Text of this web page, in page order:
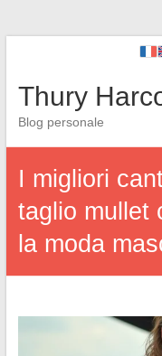
Thury
Blog personale
I migliori
taglio mullet
la moda